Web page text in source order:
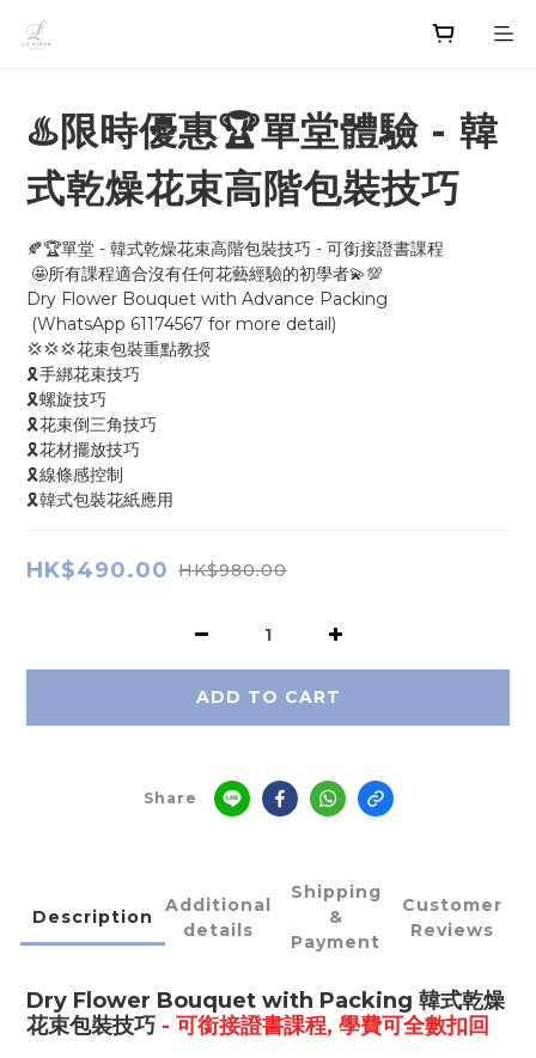
♨️限時優惠🏆單堂體驗 - 韓
式乾燥花束高階包裝技巧
🍂🏆單堂 - 韓式乾燥花束高階包裝技巧 - 可銜接證書課程
🤩所有課程適合沒有任何花藝經驗的初學者💫💯
Dry Flower Bouquet with Advance Packing
(WhatsApp 61174567 for more detail)
💢💢💢花束包裝重點教授
🎗手綁花束技巧
🎗螺旋技巧
🎗花束倒三角技巧
🎗花材擺放技巧
🎗線條感控制
🎗韓式包裝花紙應用
HK$490.00 HK$980.00
ADD TO CART
Share
Description
Additional
details
Shipping
&
Payment
Customer
Reviews
Dry Flower Bouquet with Packing 韓式乾燥
花束包裝技巧 - 可銜接證書課程, 學費可全數扣回